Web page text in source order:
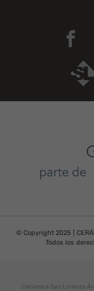
© Copyright 2025 |
Todos los
Cerámica San Lorenzo